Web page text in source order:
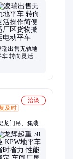
瑞出售无轨地
车 转向灵活操
洽谈
及时
门吊、集装箱